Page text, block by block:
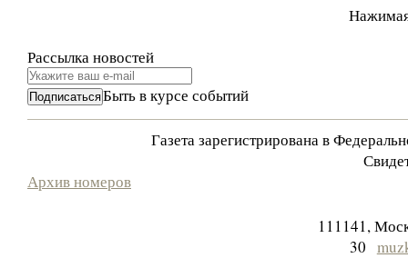
Рассылка новостей
Быть в курсе событий
Газета зарегистрирована в
Архив номеров
111141,
30